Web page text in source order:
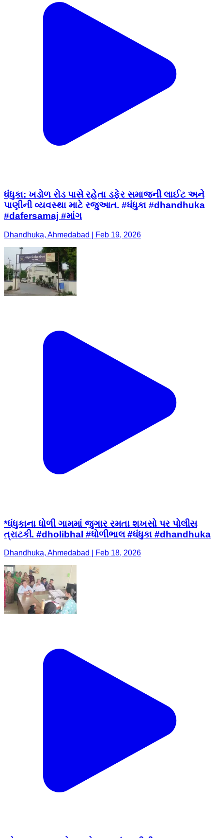
ધંધુકા: ખડોળ રોડ પાસે રહેતા ડફેર સમાજની લાઈટ અને
પાણીની વ્યવસ્થા માટે રજુઆત. #ધંધુકા #dhandhuka
#dafersamaj #માંગ
Dhandhuka, Ahmedabad | Feb 19, 2026
*ધંધુકાના ધોળી ગામમાં જુગાર રમતા શખસો પર પોલીસ
ત્રાટકી. #dholibhal #ધોળીભાલ #ધંધુકા #dhandhuka
Dhandhuka, Ahmedabad | Feb 18, 2026